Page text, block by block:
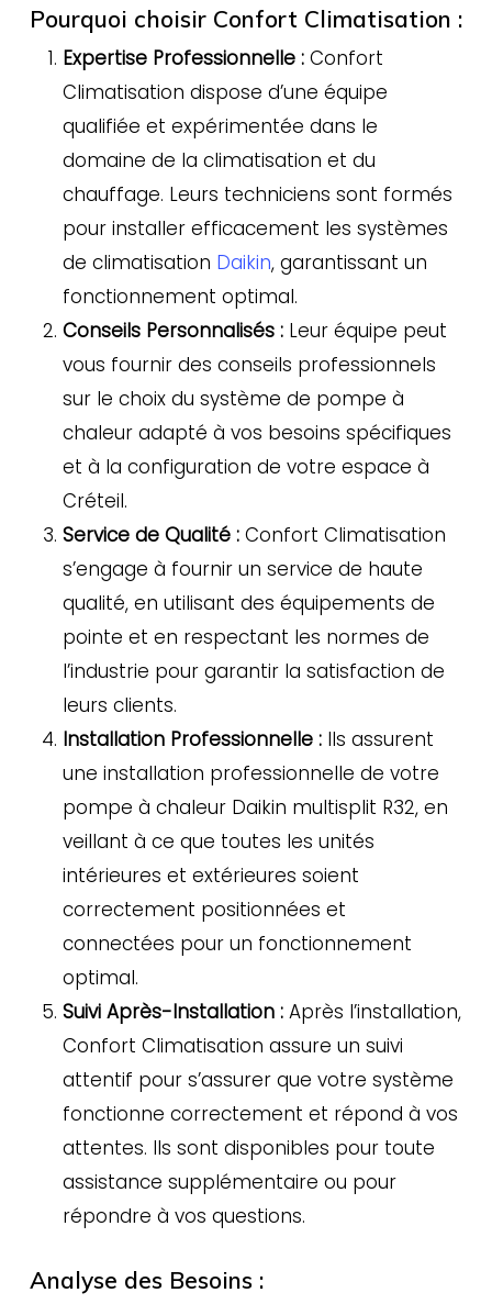
Pourquoi choisir Confort Climatisation :
Expertise Professionnelle :Confort
Climatisation dispose d’une équipe
qualifiée et expérimentée dans le
domaine de la climatisation et du
chauffage. Leurs techniciens sont formés
pour installer efficacement les systèmes
de climatisation Daikin, garantissant un
fonctionnement optimal.
Conseils Personnalisés :Leur équipe peut
vous fournir des conseils professionnels
sur le choix du système de pompe à
chaleur adapté à vos besoins spécifiques
et à la configuration de votre espace à
Créteil.
Service de Qualité :Confort Climatisation
s’engage à fournir un service de haute
qualité, en utilisant des équipements de
pointe et en respectant les normes de
l’industrie pour garantir la satisfaction de
leurs clients.
Installation Professionnelle :Ils assurent
une installation professionnelle de votre
pompe à chaleur Daikin multisplit R32, en
veillant à ce que toutes les unités
intérieures et extérieures soient
correctement positionnées et
connectées pour un fonctionnement
optimal.
Suivi Après-Installation :Après l’installation,
Confort Climatisation assure un suivi
attentif pour s’assurer que votre système
fonctionne correctement et répond à vos
attentes. Ils sont disponibles pour toute
assistance supplémentaire ou pour
répondre à vos questions.
Analyse des Besoins :